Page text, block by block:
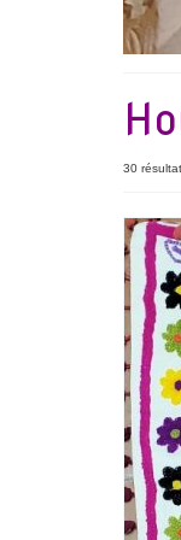
30